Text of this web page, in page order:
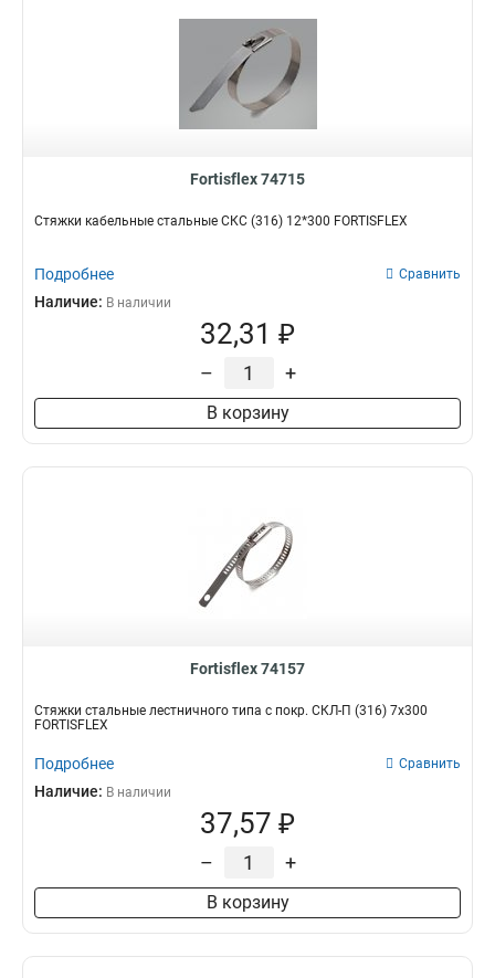
Fortisflex 74715
Стяжки кабельные стальные СКС (316) 12*300 FORTISFLEX
Подробнее Сравнить
Наличие: В наличии
32,31 ₽
– +
В корзину
Fortisflex 74157
Стяжки стальные лестничного типа с покр. СКЛ-П (316) 7х300
FORTISFLEX
Подробнее Сравнить
Наличие: В наличии
37,57 ₽
– +
В корзину